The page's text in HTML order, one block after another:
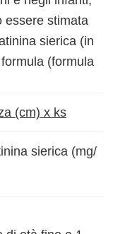
essere stimata
sierica (in
(formula
(cm) x ks
sierica (mg/